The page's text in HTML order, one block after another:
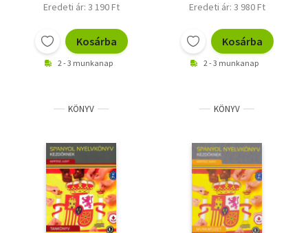
Eredeti ár: 3 190 Ft
Kosárba
2 - 3 munkanap
Eredeti ár: 3 980 Ft
Kosárba
2 - 3 munkanap
KÖNYV KÖNYV